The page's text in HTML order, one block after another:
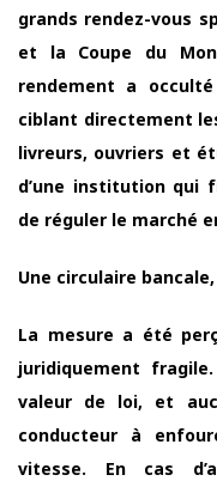
grands rendez-vous
et la Coupe du
rendement a
ciblant directement
livreurs, ouvriers et
d’une institution qui
de réguler le marché
Une circulaire
La mesure a été
juridiquement
valeur de loi, et
conducteur à
vitesse. En cas